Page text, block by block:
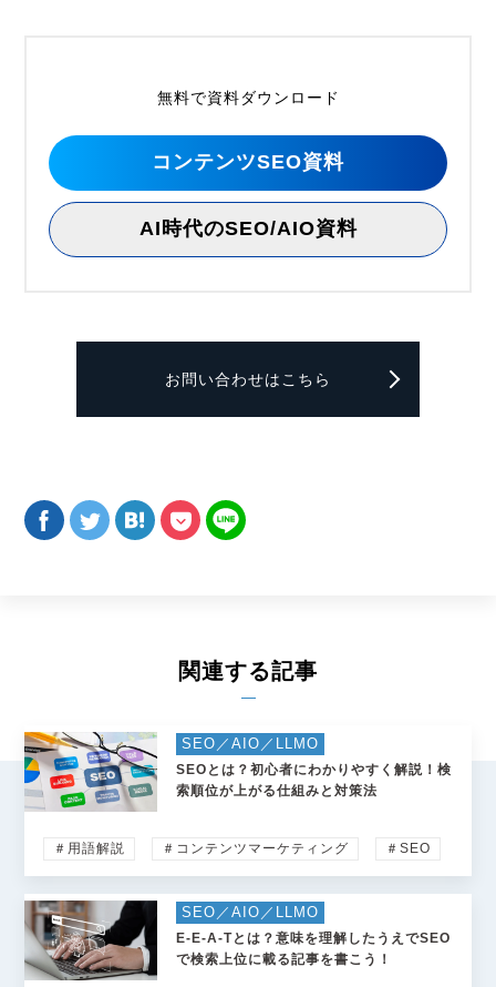
無料で資料ダウンロード
コンテンツSEO資料
AI時代のSEO/AIO資料
お問い合わせはこちら
関連する記事
SEO／AIO／LLMO
SEOとは？初心者にわかりやすく解説！検
索順位が上がる仕組みと対策法
＃用語解説 ＃コンテンツマーケティング ＃SEO
SEO／AIO／LLMO
E-E-A-Tとは？意味を理解したうえでSEO
で検索上位に載る記事を書こう！